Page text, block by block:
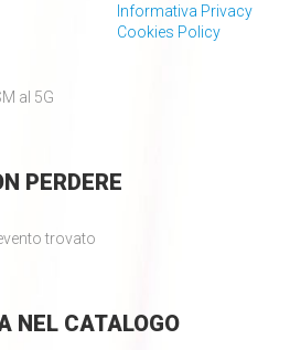
Informativa Privacy
Cookies Policy
al 5G
PERDERE
trovato
NEL CATALOGO